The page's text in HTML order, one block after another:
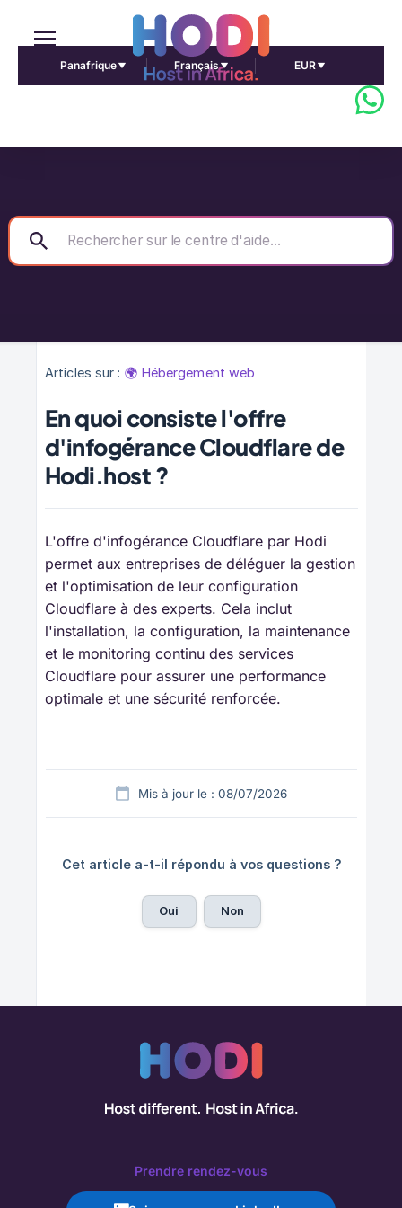
Panafrique Français EUR
Articles sur : 🌍 Hébergement web
En quoi consiste l'offre
d'infogérance Cloudflare de
Hodi.host ?
L'offre d'infogérance Cloudflare par Hodi
permet aux entreprises de déléguer la gestion
et l'optimisation de leur configuration
Cloudflare à des experts. Cela inclut
l'installation, la configuration, la maintenance
et le monitoring continu des services
Cloudflare pour assurer une performance
optimale et une sécurité renforcée.
Mis à jour le : 08/07/2026
Cet article a-t-il répondu à vos questions ?
Oui Non
Prendre rendez-vous